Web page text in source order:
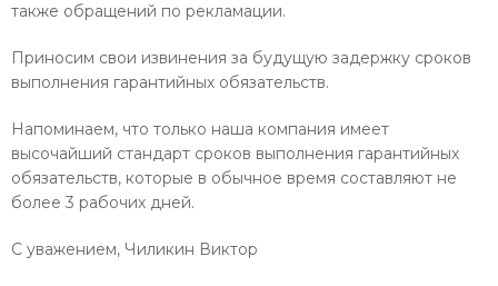
также обращений по рекламации.
Приносим свои извинения за будущую задержку сроков
выполнения гарантийных обязательств.
Напоминаем, что только наша компания имеет
высочайший стандарт сроков выполнения гарантийных
обязательств, которые в обычное время составляют не
более 3 рабочих дней.
С уважением, Чиликин Виктор